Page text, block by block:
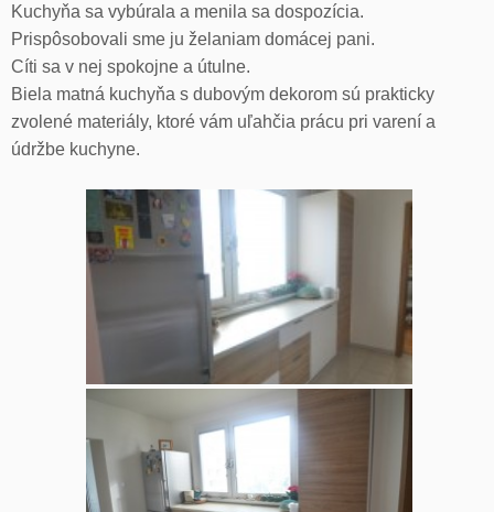
Kuchyňa sa vybúrala a menila sa dospozícia.
Prispôsobovali sme ju želaniam domácej pani.
Cíti sa v nej spokojne a útulne.
Biela matná kuchyňa s dubovým dekorom sú prakticky
zvolené materiály, ktoré vám uľahčia prácu pri varení a
údržbe kuchyne.